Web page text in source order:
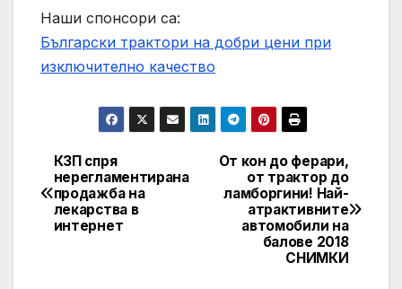
Наши спонсори са:
Български трактори на добри цени при
изключително качество
Post
navigation
От кон до ферари,
от трактор до
ламборгини! Най-
атрактивните
автомобили на
балове 2018
СНИМКИ
КЗП спря
нерегламентирана
продажба на
лекарства в
интернет